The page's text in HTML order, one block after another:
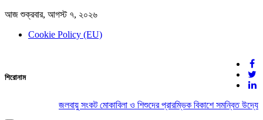
আজ শুক্রবার, আগস্ট ৭, ২০২৬
Cookie Policy (EU)
দেশের খবর
যুক্ত থাকুন দেশের সঙ্গে
শিরোনাম
জলবায়ু সংকট মোকাবিলা ও শিশুদের প্রারম্ভিক বিকাশে সমন্বিত